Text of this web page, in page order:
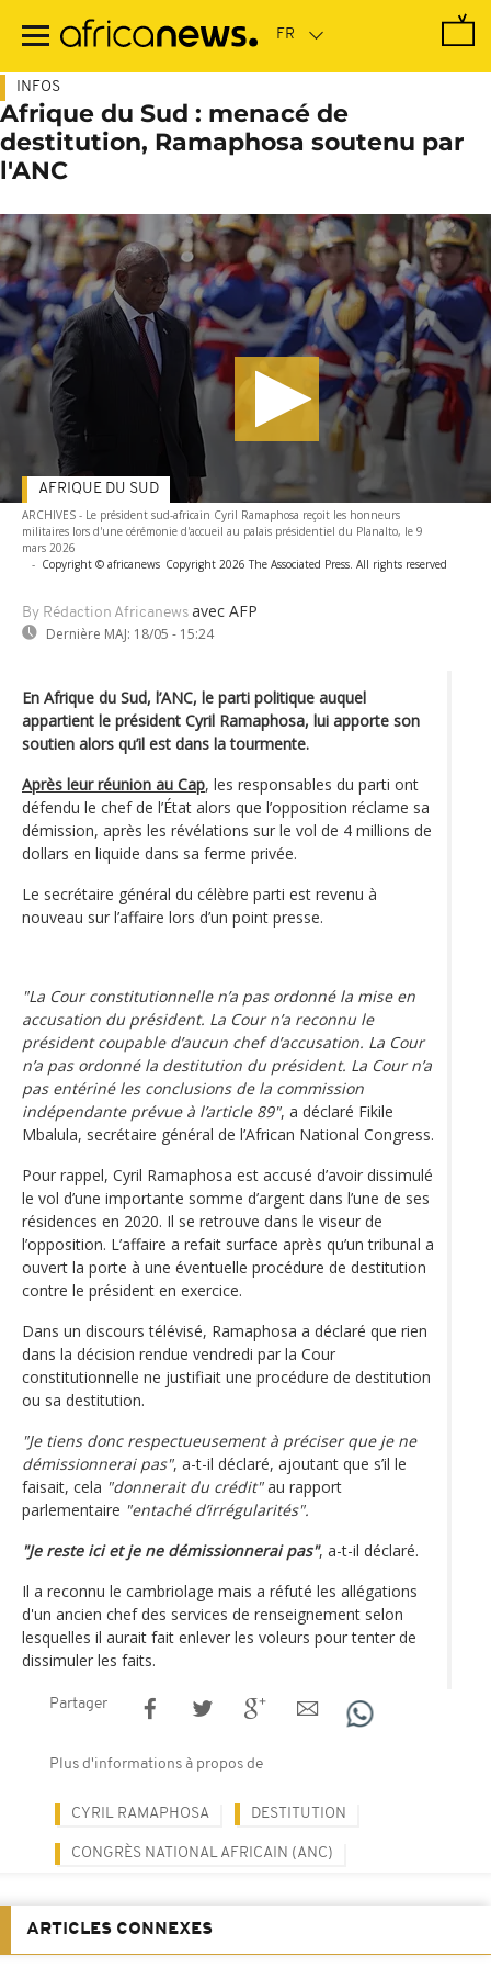
contenu
INFOS
Afrique du Sud : menacé de
destitution, Ramaphosa soutenu par
l'ANC
ARCHIVES - Le président sud-africain Cyril Ramaphosa reçoit les honneurs
militaires lors d'une cérémonie d'accueil au palais présidentiel du Planalto, le 9
mars 2026
- Copyright © africanews Copyright 2026 The Associated Press. All rights reserved
By Rédaction Africanews avec AFP
Dernière MAJ: 18/05 - 15:24
AFRIQUE DU SUD
En Afrique du Sud, l’ANC, le parti politique auquel
appartient le président Cyril Ramaphosa, lui apporte son
soutien alors qu’il est dans la tourmente.
Après leur réunion au Cap, les responsables du parti ont
défendu le chef de l’État alors que l’opposition réclame sa
démission, après les révélations sur le vol de 4 millions de
dollars en liquide dans sa ferme privée.
Le secrétaire général du célèbre parti est revenu à
nouveau sur l’affaire lors d’un point presse.
"La Cour constitutionnelle n’a pas ordonné la mise en
accusation du président. La Cour n’a reconnu le
président coupable d’aucun chef d’accusation. La Cour
n’a pas ordonné la destitution du président. La Cour n’a
pas entériné les conclusions de la commission
indépendante prévue à l’article 89", a déclaré Fikile
Mbalula, secrétaire général de l’African National Congress.
Pour rappel, Cyril Ramaphosa est accusé d’avoir dissimulé
le vol d’une importante somme d’argent dans l’une de ses
résidences en 2020. Il se retrouve dans le viseur de
l’opposition. L’affaire a refait surface après qu’un tribunal a
ouvert la porte à une éventuelle procédure de destitution
contre le président en exercice.
Dans un discours télévisé, Ramaphosa a déclaré que rien
dans la décision rendue vendredi par la Cour
constitutionnelle ne justifiait une procédure de destitution
ou sa destitution.
"Je tiens donc respectueusement à préciser que je ne
démissionnerai pas", a-t-il déclaré, ajoutant que s’il le
faisait, cela "donnerait du crédit"au rapport
parlementaire "entaché d’irrégularités".
"Je reste ici et je ne démissionnerai pas", a-t-il déclaré.
Il a reconnu le cambriolage mais a réfuté les allégations
d'un ancien chef des services de renseignement selon
lesquelles il aurait fait enlever les voleurs pour tenter de
dissimuler les faits.
Partager
Plus d'informations à propos de
CYRIL RAMAPHOSA DESTITUTION
CONGRÈS NATIONAL AFRICAIN (ANC)
ARTICLES CONNEXES